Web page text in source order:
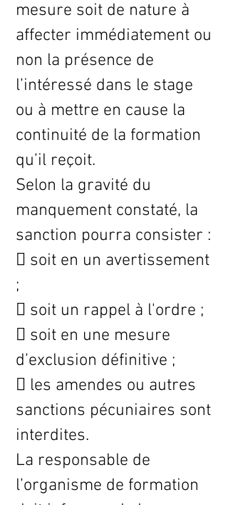
mesure soit de nature à
affecter immédiatement ou
non la présence de
l’intéressé dans le stage
ou à mettre en cause la
continuité de la formation
qu’il reçoit.
Selon la gravité du
manquement constaté, la
sanction pourra consister :
 soit en un avertissement
;
 soit un rappel à l'ordre ;
 soit en une mesure
d’exclusion définitive ;
 les amendes ou autres
sanctions pécuniaires sont
interdites.
La responsable de
l’organisme de formation